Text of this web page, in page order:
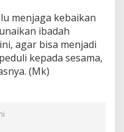
menjaga kebaikan
ibadah
agar bisa menjadi
kepada sesama,
(Mk)